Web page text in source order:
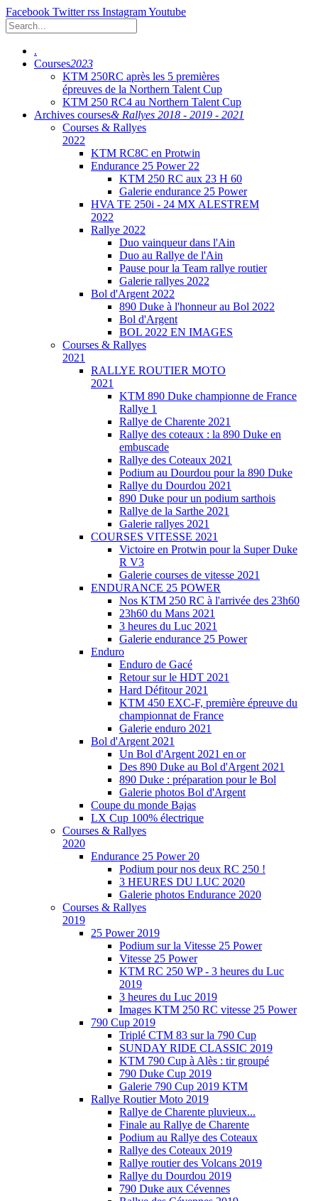
Facebook Twitter rss InstagramYoutube
.
Courses2023
KTM 250RC après les 5 premières
épreuves de la Northern Talent Cup
KTM 250 RC4 au Northern Talent Cup
Archives courses& Rallyes 2018 - 2019 - 2021
Courses & Rallyes
2022
KTM RC8C en Protwin
Endurance 25 Power 22
KTM 250 RC aux 23 H 60
Galerie endurance 25 Power
HVA TE 250i - 24 MX ALESTREM
2022
Rallye 2022
Duo vainqueur dans l'Ain
Duo au Rallye de l'Ain
Pause pour la Team rallye routier
Galerie rallyes 2022
Bol d'Argent 2022
890 Duke à l'honneur au Bol 2022
Bol d'Argent
BOL 2022 EN IMAGES
Courses & Rallyes
2021
RALLYE ROUTIER MOTO
2021
KTM 890 Duke championne de France
Rallye 1
Rallye de Charente 2021
Rallye des coteaux : la 890 Duke en
embuscade
Rallye des Coteaux 2021
Podium au Dourdou pour la 890 Duke
Rallye du Dourdou 2021
890 Duke pour un podium sarthois
Rallye de la Sarthe 2021
Galerie rallyes 2021
COURSES VITESSE 2021
Victoire en Protwin pour la Super Duke
R V3
Galerie courses de vitesse 2021
ENDURANCE 25 POWER
Nos KTM 250 RC à l'arrivée des 23h60
23h60 du Mans 2021
3 heures du Luc 2021
Galerie endurance 25 Power
Enduro
Enduro de Gacé
Retour sur le HDT 2021
Hard Défitour 2021
KTM 450 EXC-F, première épreuve du
championnat de France
Galerie enduro 2021
Bol d'Argent 2021
Un Bol d'Argent 2021 en or
Des 890 Duke au Bol d'Argent 2021
890 Duke : préparation pour le Bol
Galerie photos Bol d'Argent
Coupe du monde Bajas
LX Cup 100% électrique
Courses & Rallyes
2020
Endurance 25 Power 20
Podium pour nos deux RC 250 !
3 HEURES DU LUC 2020
Galerie photos Endurance 2020
Courses & Rallyes
2019
25 Power 2019
Podium sur la Vitesse 25 Power
Vitesse 25 Power
KTM RC 250 WP - 3 heures du Luc
2019
3 heures du Luc 2019
Images KTM 250 RC vitesse 25 Power
790 Cup 2019
Triplé CTM 83 sur la 790 Cup
SUNDAY RIDE CLASSIC 2019
KTM 790 Cup à Alès : tir groupé
790 Duke Cup 2019
Galerie 790 Cup 2019 KTM
Rallye Routier Moto 2019
Rallye de Charente pluvieux...
Finale au Rallye de Charente
Podium au Rallye des Coteaux
Rallye des Coteaux 2019
Rallye routier des Volcans 2019
Rallye du Dourdou 2019
790 Duke aux Cévennes